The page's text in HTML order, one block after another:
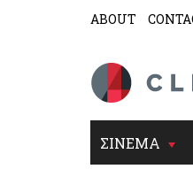
ABOUT
ΣΙΝΕΜΑ